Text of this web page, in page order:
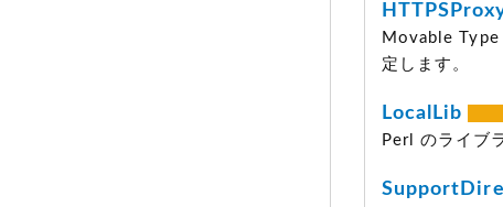
Movable Type
定します。
LocalLib
Perl のライブ